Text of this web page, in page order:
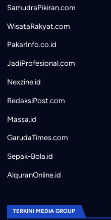
SamudraPikiran.com
WisataRakyat.com
PakarInfo.co.id
JadiProfesional.com
Nexzine.id
RedaksiPost.com
Massa.id
GarudaTimes.com
Sepak-Bola.id
AlquranOnline.id
TERKINI MEDIA GROUP